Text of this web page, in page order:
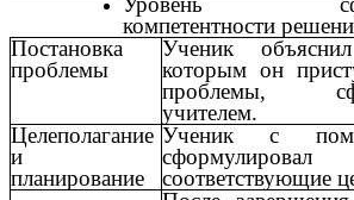
компетентности
Постановка
проблемы
Ученик
которым он
проблемы,
учителем.
Целеполагание
и
планирование
Ученик с
соответствующие